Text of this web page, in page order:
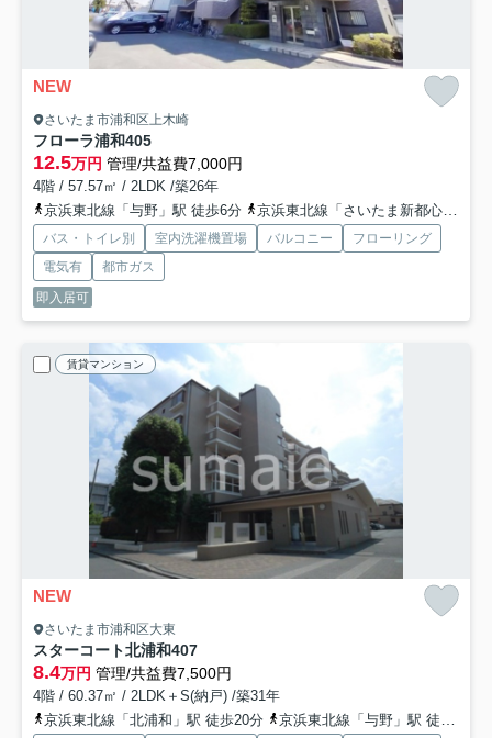
NEW
さいたま市浦和区上木崎
フローラ浦和405
12.5万円 管理/共益費7,000円
4階 / 57.57㎡ / 2LDK /築26年
京浜東北線「与野」駅 徒歩6分
京浜東北線「さいたま新都心」駅 徒歩18分
バス・トイレ別 室内洗濯機置場 バルコニー
フローリング
電気有
都市ガス
即入居可
賃貸マンション
NEW
さいたま市浦和区大東
スターコート北浦和407
8.4万円 管理/共益費7,500円
4階 / 60.37㎡ / 2LDK＋S(納戸) /築31年
京浜東北線「北浦和」駅 徒歩20分
京浜東北線「与野」駅 徒歩27分